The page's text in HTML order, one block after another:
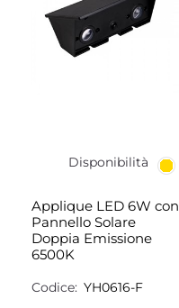
Disponibilità
Applique LED 6W con
Pannello Solare
Doppia Emissione
6500K
Codice: YH0616-F